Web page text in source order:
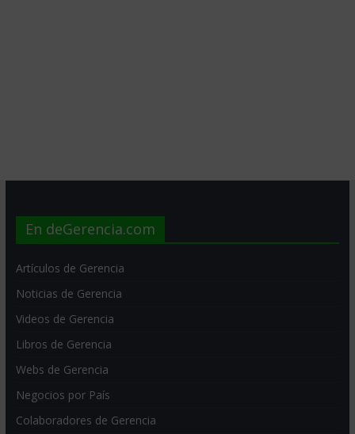
En deGerencia.com
Artículos de Gerencia
Noticias de Gerencia
Videos de Gerencia
Libros de Gerencia
Webs de Gerencia
Negocios por País
Colaboradores de Gerencia